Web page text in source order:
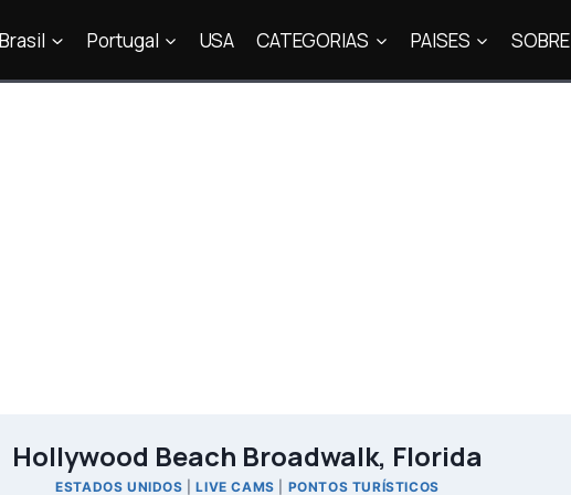
Brasil Portugal USA CATEGORIAS PAISES SOBRE
Hollywood Beach Broadwalk, Florida
ESTADOS UNIDOS |LIVE CAMS PONTOS TURÍSTICOS